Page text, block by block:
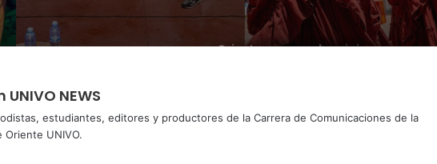
Suben los precios de los
Peregrinación Camino de San
NEWS
estudiantes, editores y productores de la Carrera de Comunicaciones de la
Oriente UNIVO.